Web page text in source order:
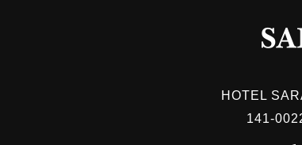
HOTEL
141-